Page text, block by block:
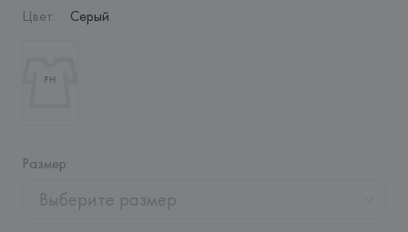
Цвет: Серый
Размер:
Выберите размер